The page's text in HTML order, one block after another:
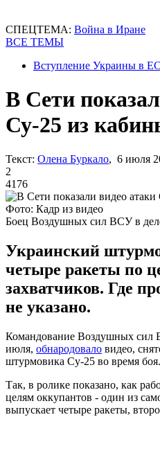
СПЕЦТЕМА: Война в Иране
ВСЕ ТЕМЫ
Вступление Украины в ЕС
В Сети
Су-25 из
Текст: Олена Буркало, 6 июля
2
4176
Фото: Кадр из видео
Боец Воздушных сил ВСУ в
Украинский
четыре ракеты по
захватчиков. Где
не указано.
Командование Воздушных сил
июля, обнародовало видео,
штурмовика Су-25 во время боя.
Так, в ролике показано, как
целям оккупантов - один из
выпускает четыре ракеты,